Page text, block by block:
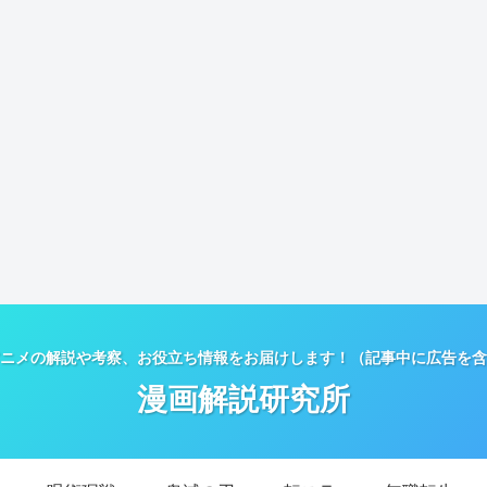
メの解説や考察、お役立ち情報をお届けします！（記事中に広告を
漫画解説研究所